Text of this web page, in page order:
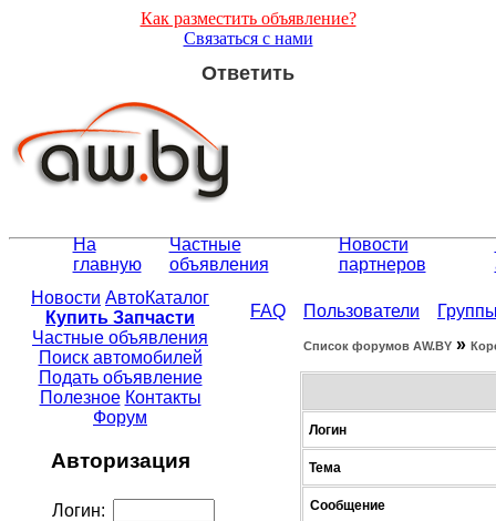
Как разместить объявление?
Связаться с нами
Ответить
На
главную
Частные
объявления
Новости
партнеров
Новости АвтоКаталог
Купить Запчасти
Частные объявления
Поиск автомобилей
Подать объявление
Полезное Контакты
Форум
Авторизация
Логин:
FAQ Пользователи
Список форумов АW.BY »
Логин
Тема
Сообщение